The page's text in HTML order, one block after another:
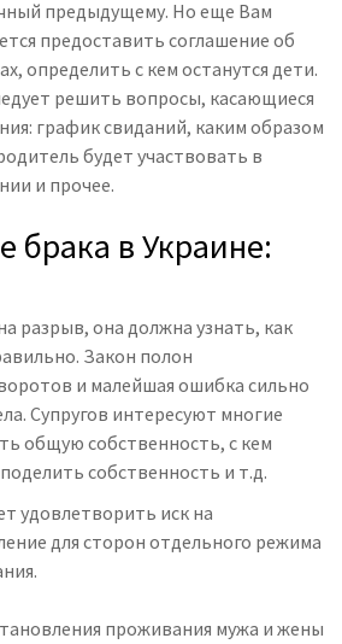
предыдущему. Но еще Вам
предоставить соглашение об
определить с кем останутся дети.
решить вопросы, касающиеся
график свиданий, каким образом
будет участвовать в
и прочее.
брака в Украине:
разрыв, она должна узнать, как
Закон полон
и малейшая ошибка сильно
Супругов интересуют многие
общую собственность, с кем
собственность и т.д.
удовлетворить иск на
для сторон отдельного режима
проживания мужа и жены